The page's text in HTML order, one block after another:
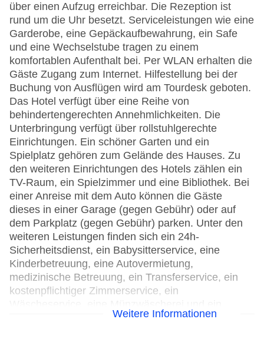
über einen Aufzug erreichbar. Die Rezeption ist
rund um die Uhr besetzt. Serviceleistungen wie eine
Garderobe, eine Gepäckaufbewahrung, ein Safe
und eine Wechselstube tragen zu einem
komfortablen Aufenthalt bei. Per WLAN erhalten die
Gäste Zugang zum Internet. Hilfestellung bei der
Buchung von Ausflügen wird am Tourdesk geboten.
Das Hotel verfügt über eine Reihe von
behindertengerechten Annehmlichkeiten. Die
Unterbringung verfügt über rollstuhlgerechte
Einrichtungen. Ein schöner Garten und ein
Spielplatz gehören zum Gelände des Hauses. Zu
den weiteren Einrichtungen des Hotels zählen ein
TV-Raum, ein Spielzimmer und eine Bibliothek. Bei
einer Anreise mit dem Auto können die Gäste
dieses in einer Garage (gegen Gebühr) oder auf
dem Parkplatz (gegen Gebühr) parken. Unter den
weiteren Leistungen finden sich ein 24h-
Sicherheitsdienst, ein Babysitterservice, eine
Kinderbetreuung, eine Autovermietung,
medizinische Betreuung, ein Transferservice, ein
kostenpflichtiger Zimmerservice, ein
eigener Shuttlebus. Aktive Reisende, die die
Weitere Informationen